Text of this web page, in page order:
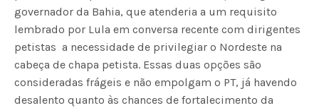
governador da Bahia, que atenderia a um requisito
lembrado por Lula em conversa recente com dirigentes
petistas  a necessidade de privilegiar o Nordeste na
cabeça de chapa petista. Essas duas opções são
consideradas frágeis e não empolgam o PT, já havendo
desalento quanto às chances de fortalecimento da